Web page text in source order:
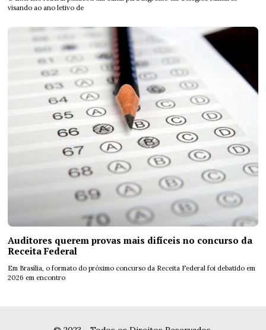
visando ao ano letivo de
Auditores querem provas mais difíceis no concurso da
Receita Federal
Em Brasília, o formato do próximo concurso da Receita Federal foi debatido em
2026 em encontro